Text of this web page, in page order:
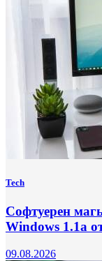
Tech
Софтуерен
Windows 1.1a
09.08.2026